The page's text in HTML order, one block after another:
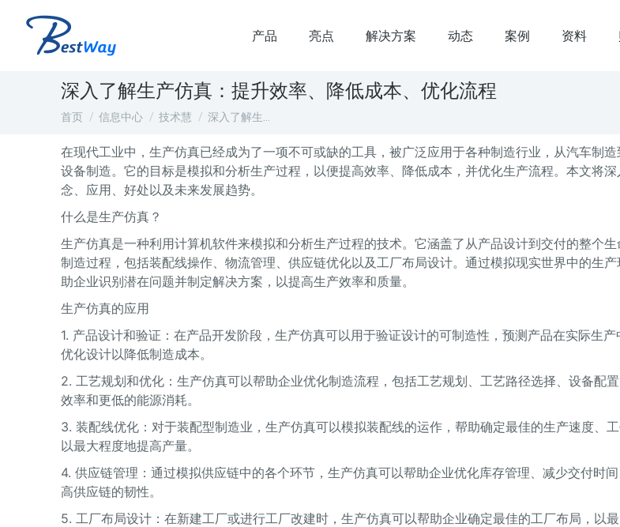
产品 亮点 解决方案 动态 案例 资料
深入了解生产仿真：提升效率、降低成本、优化流程
您在这里：
首页 信息中心 技术慧 深入了解生…
在现代工业中，生产仿真已经成为了一项不可或缺的工具，被广泛应用于各种制造行业，从汽车制
设备制造。它的目标是模拟和分析生产过程，以便提高效率、降低成本，并优化生产流程。本文将
念、应用、好处以及未来发展趋势。
什么是生产仿真？
生产仿真是一种利用计算机软件来模拟和分析生产过程的技术。它涵盖了从产品设计到交付的整个
制造过程，包括装配线操作、物流管理、供应链优化以及工厂布局设计。通过模拟现实世界中的生
助企业识别潜在问题并制定解决方案，以提高生产效率和质量。
生产仿真的应用
1. 产品设计和验证：在产品开发阶段，生产仿真可以用于验证设计的可制造性，预测产品在实际生
优化设计以降低制造成本。
2. 工艺规划和优化：生产仿真可以帮助企业优化制造流程，包括工艺规划、工艺路径选择、设备配
效率和更低的能源消耗。
3. 装配线优化：对于装配型制造业，生产仿真可以模拟装配线的运作，帮助确定最佳的生产速度、
以最大程度地提高产量。
4. 供应链管理：通过模拟供应链中的各个环节，生产仿真可以帮助企业优化库存管理、减少交付时
高供应链的韧性。
5. 工厂布局设计：在新建工厂或进行工厂改建时，生产仿真可以帮助企业确定最佳的工厂布局，以